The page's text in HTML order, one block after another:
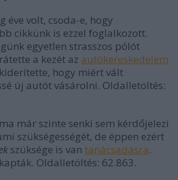
éve volt, csoda-e, hogy
cikkünk is ezzel foglalkozott.
egyetlen strasszos pólót
a kezét az autókereskedelem
hogy miért vált
új autót vásárolni. Oldalletöltés:
már szinte senki sem kérdőjelezi
szükségességét, de éppen ezért
szüksége is van tanácsadásra.
Oldalletöltés: 62.863.